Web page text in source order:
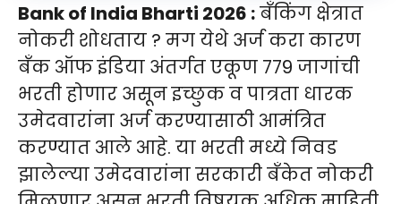
Bank of India Bharti 2026 :बँकिंग क्षेत्रात
नोकरी शोधताय ? मग येथे अर्ज करा कारण
बँक ऑफ इंडिया अंतर्गत एकूण 779 जागांची
भरती होणार असून इच्छुक व पात्रता धारक
उमेदवारांना अर्ज करण्यासाठी आमंत्रित
करण्यात आले आहे. या भरती मध्ये निवड
झालेल्या उमेदवारांना सरकारी बँकेत नोकरी